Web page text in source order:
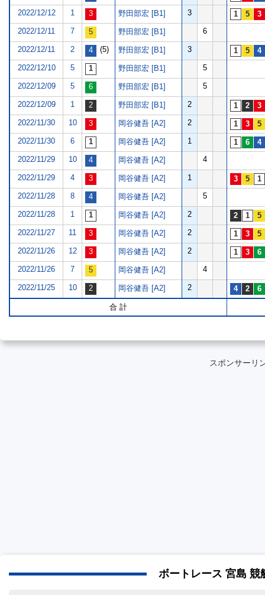
2022/12/12 1 野田部宏 [B1] 3
2022/12/11 7 野田部宏 [B1] 6
2022/12/11 2 (5) 野田部宏 [B1] 3
2022/12/10 5 野田部宏 [B1] 5
2022/12/09 5 野田部宏 [B1] 5
2022/12/09 1 野田部宏 [B1] 2
2022/11/30 10 岡谷健吾 [A2] 2
2022/11/30 6 岡谷健吾 [A2] 1
2022/11/29 10 岡谷健吾 [A2] 4
2022/11/29 4 岡谷健吾 [A2] 1
2022/11/28 8 岡谷健吾 [A2] 5
2022/11/28 1 岡谷健吾 [A2] 2
2022/11/27 11 岡谷健吾 [A2] 2
2022/11/26 12 岡谷健吾 [A2] 2
2022/11/26 7 岡谷健吾 [A2] 4
2022/11/25 10 岡谷健吾 [A2] 2
合 計
スポンサーリ
ボートレース 宮島 競